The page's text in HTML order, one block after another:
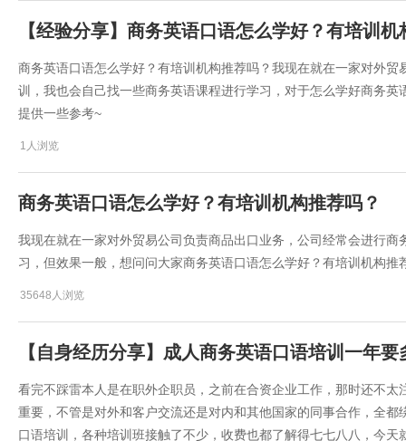
【经验分享】商务英语口语怎么学好？有培训
商务英语口语怎么学好？有培训机构推荐吗？我现在就在一家对外
训，我也会自己找一些商务英语课程进行学习，对于怎么学好商务
提供一些参考~
1人浏览
商务英语口语怎么学好？有培训机构推荐吗？
我现在就在一家对外贸易公司负责商品出口业务，公司经常会进行
习，但效果一般，想问问大家​​商务英语口语怎么学好？有培训机构推
35648人浏览
【自身经历分享】成人商务英语口语培训一年
看完不踩雷本人是在职外企职员，之前在合资企业工作，那时还不
重要，不管是对外和客户交流还是对内和其他国家的同事合作，全
口语培训，各种培训班接触了不少，收费也都了解得七七八八，今